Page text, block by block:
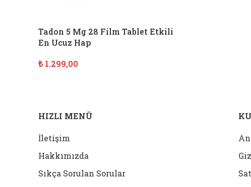
Tadon 5 Mg 28 Film Tablet Etkili
En Ucuz Hap
₺1.299,00
HIZLI MENÜ
İletişim
Hakkımızda
Sıkça Sorulan Sorular